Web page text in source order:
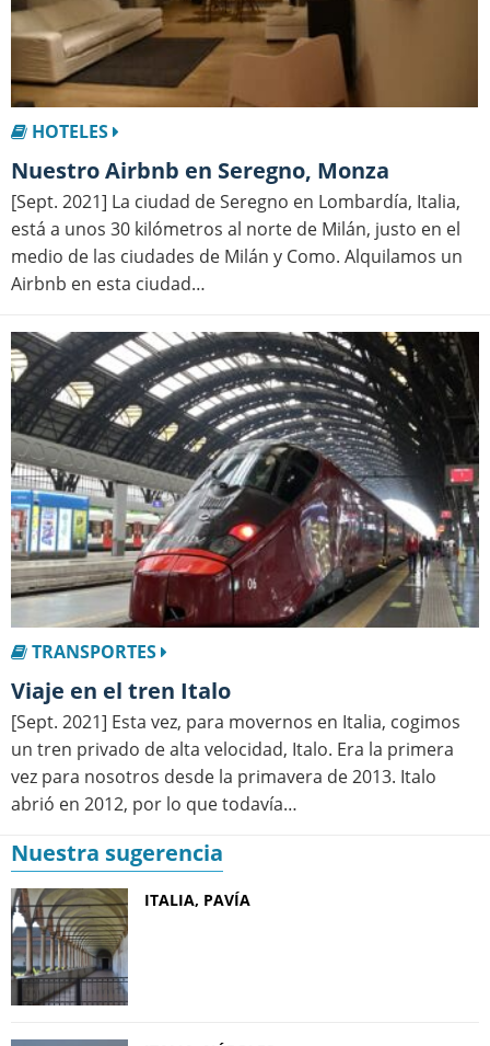
HOTELES
Nuestro Airbnb en Seregno, Monza
[Sept. 2021] La ciudad de Seregno en Lombardía, Italia,
está a unos 30 kilómetros al norte de Milán, justo en el
medio de las ciudades de Milán y Como. Alquilamos un
Airbnb en esta ciudad…
TRANSPORTES
Viaje en el tren Italo
[Sept. 2021] Esta vez, para movernos en Italia, cogimos
un tren privado de alta velocidad, Italo. Era la primera
vez para nosotros desde la primavera de 2013. Italo
abrió en 2012, por lo que todavía…
Nuestra sugerencia
ITALIA, PAVÍA